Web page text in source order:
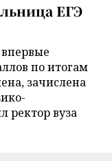
ЕГЭ
по итогам
зачислена
ректор вуза